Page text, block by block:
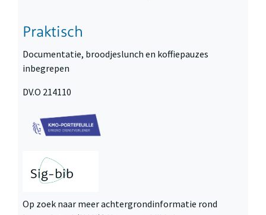
Praktisch
Documentatie, broodjeslunch en koffiepauzes
inbegrepen
DV.O 214110
Op zoek naar meer achtergrondinformatie rond